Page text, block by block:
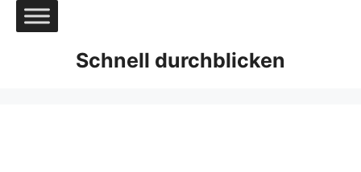
Zum
Inhalt
Schnell durchblicken